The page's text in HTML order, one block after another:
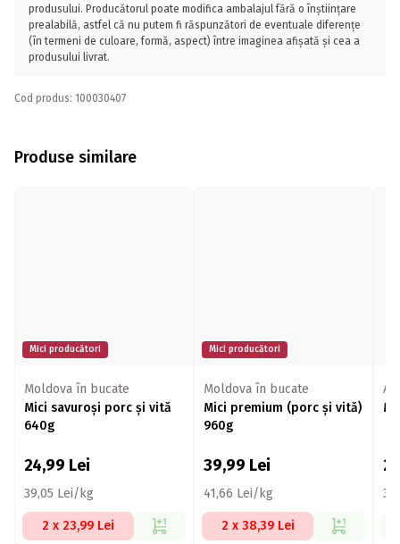
produsului. Producătorul poate modifica ambalajul fără o înștiințare
prealabilă, astfel că nu putem fi răspunzători de eventuale diferențe
(în termeni de culoare, formă, aspect) între imaginea afișată și cea a
produsului livrat.
Cod produs: 100030407
Produse similare
Mici producători
Moldova în bucate
Mici savuroși porc și vită
640g
24,99 Lei
39,05 Lei/kg
2 x 23,99 Lei
Mici producători
Moldova în bucate
Mici premium (porc și vită)
960g
39,99 Lei
41,66 Lei/kg
2 x 38,39 Lei